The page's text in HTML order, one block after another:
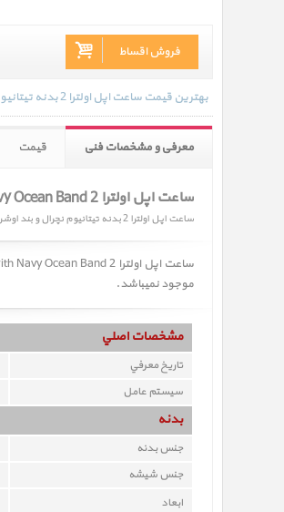
فروش اقساط
بهترین قیمت ساعت اپل اولترا 2 بدنه تیتانیوم نچرال و بند اوشن آبی در تاریخ 1404/09/20 - 14:10 با انواع گارانتی و رنگ بندی های موجود به روز رسانی شده است.
معرفی و مشخصات فنی قیمت
ساعت اپل اولترا 2 Apple Watch Ultra 2 Natural Titanium Case with Navy Ocean Band
ساعت اپل اولترا 2 بدنه تیتانیوم نچرال و بند اوشن آبی
موجود نمیباشد.
مشخصات اصلي
تاريخ معرفي
سيستم عامل
بدنه
جنس بدنه
جنس شيشه
ابعاد